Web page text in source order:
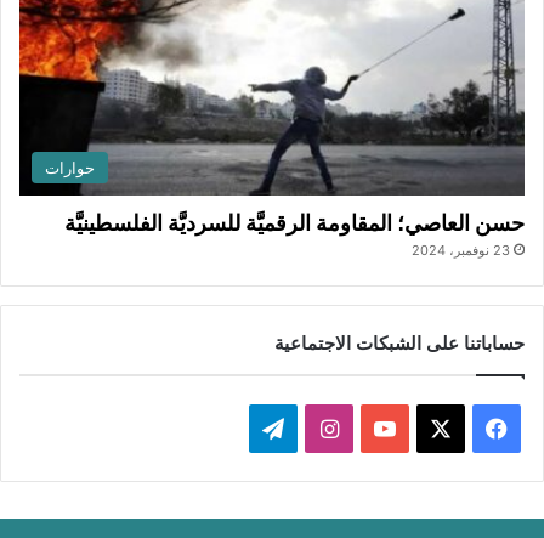
حوارات
حسن العاصي؛ المقاومة الرقميَّة للسرديَّة الفلسطينيَّة
23 نوفمبر، 2024
حساباتنا على الشبكات الاجتماعية
ي
س
X
Y
o
ن
س
ي
ل